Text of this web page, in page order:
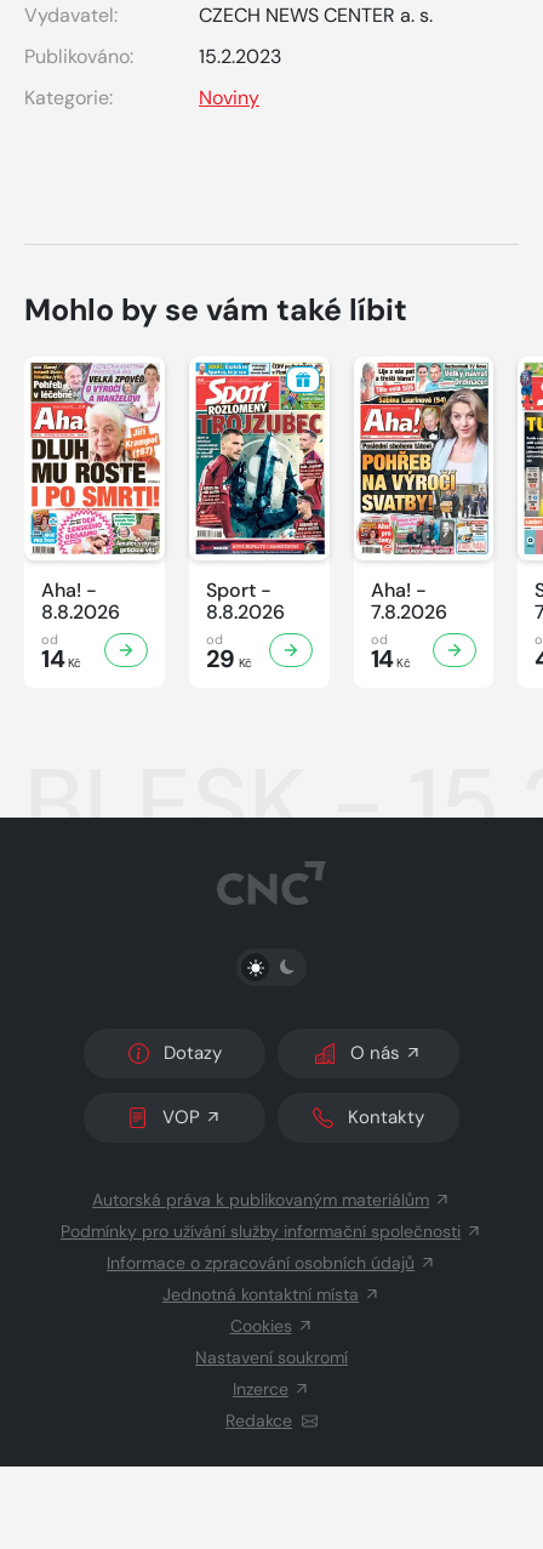
Vydavatel:
CZECH NEWS CENTER a. s.
Publikováno:
15.2.2023
Kategorie:
Noviny
Mohlo by se vám také líbit
Aha! -
8.8.2026
od
14Kč
Sport -
8.8.2026
od
29 Kč
Aha! -
7.8.2026
od
14Kč
BLESK -
PŘEPNOUT SVĚTLÝ/TMAVÝ REŽIM
Dotazy O nás
VOP Kontakty
Autorská práva k publikovaným materiálům
Podmínky pro užívání služby informační společnosti
Informace o zpracování osobních údajů
Jednotná kontaktní místa
Cookies
Nastavení soukromí
Inzerce
Redakce